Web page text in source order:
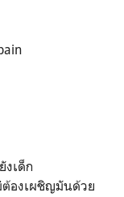
เด็ก
องเผชิญมันด้วย